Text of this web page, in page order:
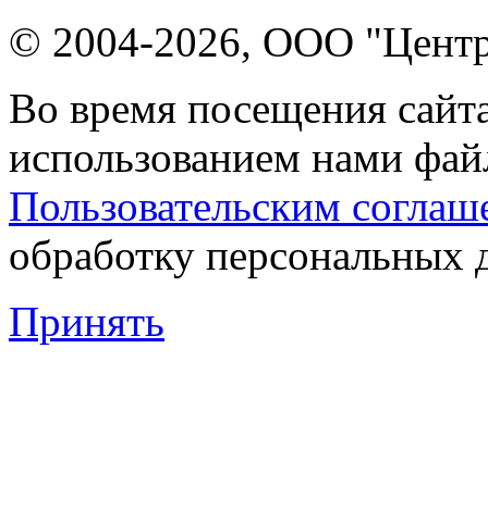
© 2004-2026, ООО "Центр
Во время посещения
использованием нами
Пользовательским
обработку персональных
Принять